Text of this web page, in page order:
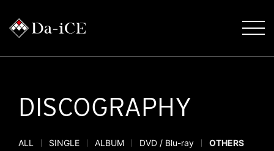
DISCOGRAPHY
ALL SINGLE ALBUM DVD / Blu-ray OTHERS